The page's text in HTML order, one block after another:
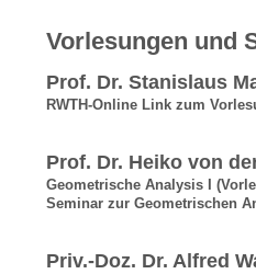
Vorlesungen und
Prof. Dr. Stanislaus
RWTH-Online Link zum
Prof. Dr. Heiko von
Geometrische Analysis I
Seminar zur Geometrischen
Priv.-Doz. Dr. Alfred